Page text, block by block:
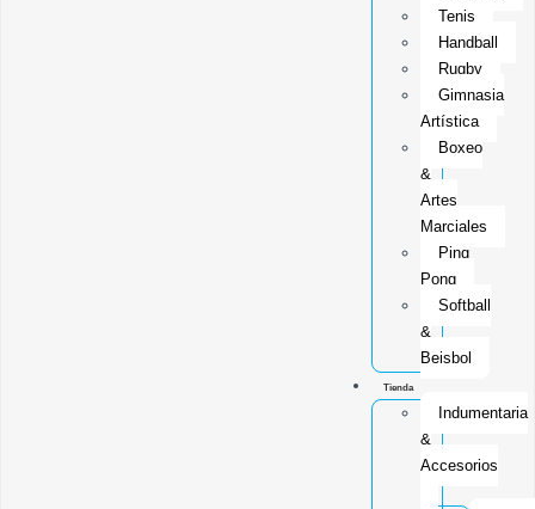
Tenis
Handball
Rugby
Gimnasia
Artística
Boxeo
&
Artes
Marciales
Ping
Pong
Softball
&
Beisbol
Tienda
Indumentaria
&
Accesorios